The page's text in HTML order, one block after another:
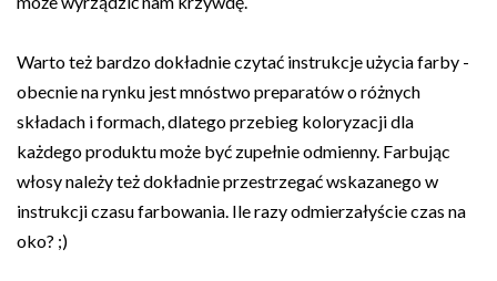
Warto też bardzo dokładnie czytać instrukcje użycia farby -
obecnie na rynku jest mnóstwo preparatów o różnych
składach i formach, dlatego przebieg koloryzacji dla
każdego produktu może być zupełnie odmienny. Farbując
włosy należy też dokładnie przestrzegać wskazanego w
instrukcji czasu farbowania. Ile razy odmierzałyście czas na
oko? ;)